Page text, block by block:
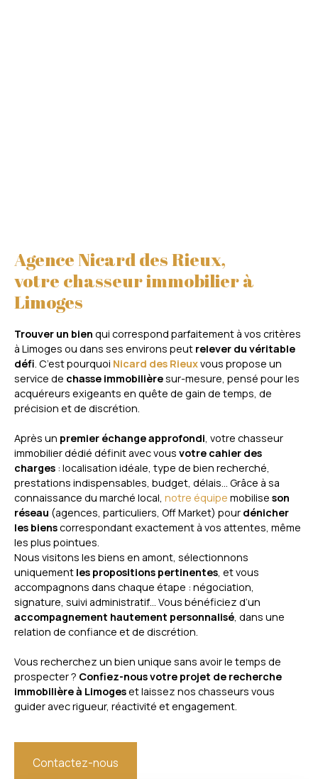
Agence Nicard des Rieux,
votre chasseur immobilier à
Limoges
Trouver un bien qui correspond parfaitement à vos critères
à Limoges ou dans ses environs peut relever du véritable
défi. C’est pourquoi Nicard des Rieuxvous propose un
service de chasse immobilièresur-mesure, pensé pour les
acquéreurs exigeants en quête de gain de temps, de
précision et de discrétion.
Après un premier échange approfondi, votre chasseur
immobilier dédié définit avec vous votre cahier des
charges : localisation idéale, type de bien recherché,
prestations indispensables, budget, délais… Grâce à sa
connaissance du marché local, notre équipe mobilise son
réseau (agences, particuliers, Off Market) pour dénicher
les bienscorrespondant exactement à vos attentes, même
les plus pointues.
Nous visitons les biens en amont, sélectionnons
uniquement les propositions pertinentes, et vous
accompagnons dans chaque étape : négociation,
signature, suivi administratif… Vous bénéficiez d’un
accompagnement hautement personnalisé, dans une
relation de confiance et de discrétion.
Vous recherchez un bien unique sans avoir le temps de
prospecter ? Confiez-nous votre projet de recherche
immobilière à Limogeset laissez nos chasseurs vous
guider avec rigueur, réactivité et engagement.
Contactez-nous